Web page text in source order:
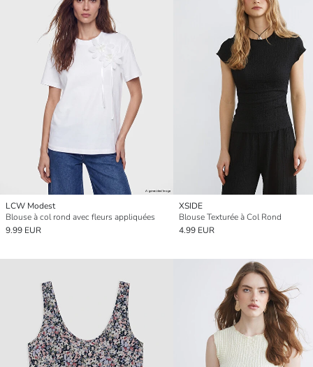
LCW Modest
Blouse à col rond avec fleurs appliquées
9.99 EUR
XSIDE
Blouse Texturée à Col Rond
4.99 EUR